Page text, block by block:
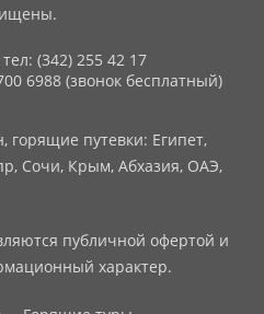
тел: (342) 255 42 17
6988 (звонок бесплатный)
горящие путевки: Египет,
Сочи, Крым, Абхазия, ОАЭ,
публичной офертой и
характер.